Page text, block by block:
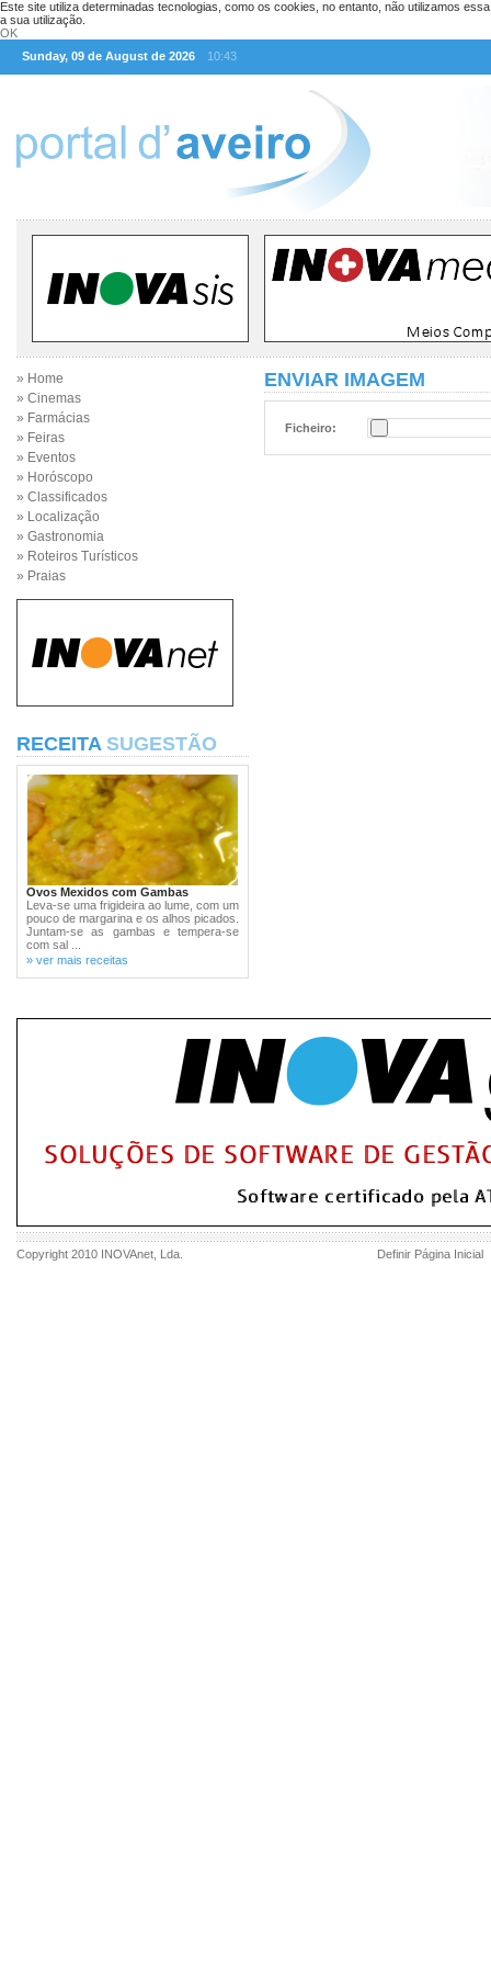
Este site utiliza determinadas tecnologias, como os cookies, no entanto, não utilizamos
a sua utilização.
OK
Sunday, 09 de August de 2026
10:43
» Home
» Cinemas
» Farmácias
» Feiras
» Eventos
» Horóscopo
» Classificados
» Localização
» Gastronomia
» Roteiros Turísticos
» Praias
RECEITA SUGESTÃO
Ovos Mexidos com Gambas
Leva-se uma frigideira ao lume, com um
pouco de margarina e os alhos picados.
Juntam-se as gambas e tempera-se
com sal ...
» ver mais receitas
ENVIAR IMAGEM
Ficheiro:
Copyright 2010 INOVAnet , Lda. Definir Página Inicial